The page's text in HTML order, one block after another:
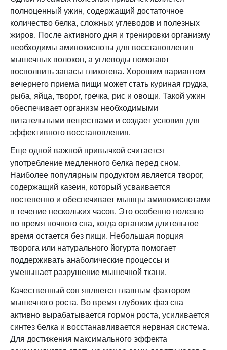
полноценный ужин, содержащий достаточное
количество белка, сложных углеводов и полезных
жиров. После активного дня и тренировки организму
необходимы аминокислоты для восстановления
мышечных волокон, а углеводы помогают
восполнить запасы гликогена. Хорошим вариантом
вечернего приема пищи может стать куриная грудка,
рыба, яйца, творог, гречка, рис и овощи. Такой ужин
обеспечивает организм необходимыми
питательными веществами и создает условия для
эффективного восстановления.
Еще одной важной привычкой считается
употребление медленного белка перед сном.
Наиболее популярным продуктом является творог,
содержащий казеин, который усваивается
постепенно и обеспечивает мышцы аминокислотами
в течение нескольких часов. Это особенно полезно
во время ночного сна, когда организм длительное
время остается без пищи. Небольшая порция
творога или натурального йогурта помогает
поддерживать анаболические процессы и
уменьшает разрушение мышечной ткани.
Качественный сон является главным фактором
мышечного роста. Во время глубоких фаз сна
активно вырабатывается гормон роста, усиливается
синтез белка и восстанавливается нервная система.
Для достижения максимального эффекта